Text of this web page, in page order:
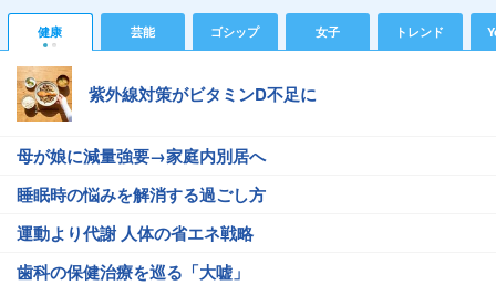
健康 芸能 ゴシップ 女子 トレンド
紫外線対策がビタミンD不足に
母が娘に減量強要→家庭内別居へ
睡眠時の悩みを解消する過ごし方
運動より代謝 人体の省エネ戦略
歯科の保健治療を巡る「大嘘」